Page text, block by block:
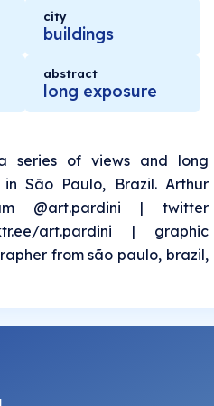
city
buildings
abstract
long exposure
series of views and long
São Paulo, Brazil. Arthur
@art.pardini | twitter
art.pardini | graphic
from são paulo, brazil,